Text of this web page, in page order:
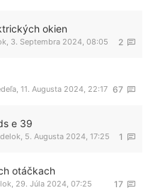
okien
2
3. Septembra 2024, 08:05
67
11. Augusta 2024, 22:17
e 39
1
5. Augusta 2024, 17:25
otáčkach
17
29. Júla 2024, 07:25